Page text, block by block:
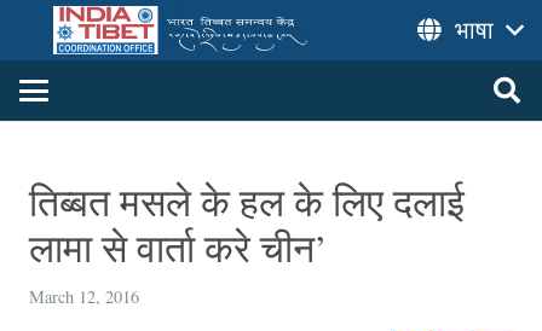
भाषा
तिब्बत मसले के हल के लिए दलाई
लामा से वार्ता करे चीन’
March 12, 2016